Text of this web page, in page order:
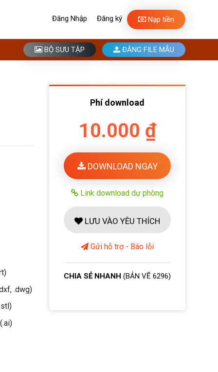
Đăng Nhập Đăng ký Nạp tiền
BỘ SƯU TẬP ĐĂNG FILE MẪU
.dwg)
Phí download
10.000 ₫
DOWNLOAD NGAY
Link download dự phòng
LƯU VÀO YÊU THÍCH
Gửi hỗ trợ - Báo lỗi
CHIA SẺ NHANH (BẢN VẼ 6296)